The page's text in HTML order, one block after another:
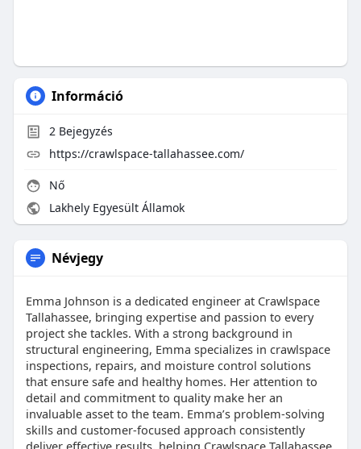
Információ
2Bejegyzés
https://crawlspace-tallahassee.com/
Nő
Lakhely Egyesült Államok
Névjegy
Emma Johnson is a dedicated engineer at Crawlspace
Tallahassee, bringing expertise and passion to every
project she tackles. With a strong background in
structural engineering, Emma specializes in crawlspace
inspections, repairs, and moisture control solutions
that ensure safe and healthy homes. Her attention to
detail and commitment to quality make her an
invaluable asset to the team. Emma’s problem-solving
skills and customer-focused approach consistently